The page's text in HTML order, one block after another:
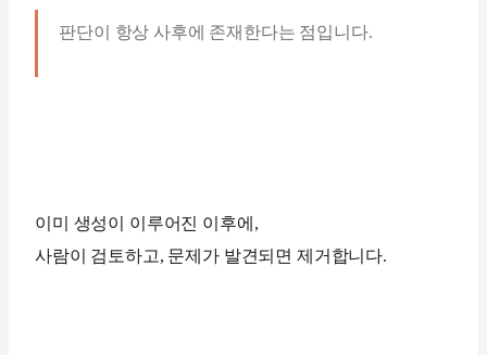
판단이 항상 사후에 존재한다는 점입니다.
이미 생성이 이루어진 이후에,
사람이 검토하고, 문제가 발견되면 제거합니다.